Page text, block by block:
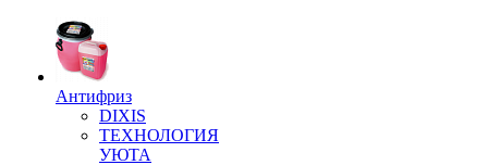
Антифриз
DIXIS
ТЕХНОЛОГИЯ
УЮТА